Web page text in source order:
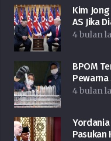
Kim
AS Jika
4 bulan
BPOM
4 bulan
Pasukan